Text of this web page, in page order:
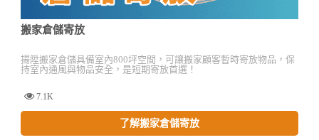
搬家倉儲寄放
揚陞搬家倉儲具備室內800坪空間，可讓搬家顧客暫時寄放物品，保
持室內通風與物品安全，是短期寄放首選！
7.1K
了解搬家倉儲寄放